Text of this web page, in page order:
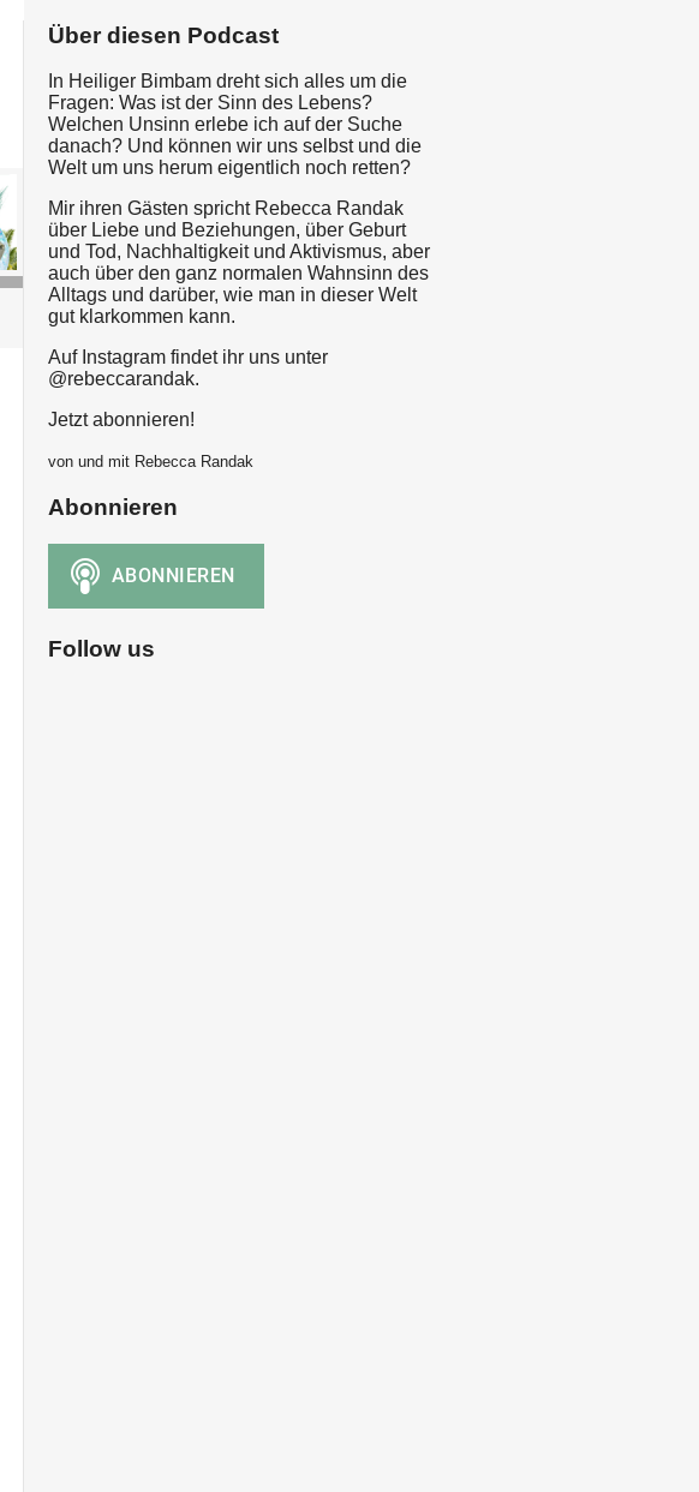
Über diesen Podcast
In Heiliger Bimbam dreht sich alles um die
Fragen: Was ist der Sinn des Lebens?
Welchen Unsinn erlebe ich auf der Suche
danach? Und können wir uns selbst und die
Welt um uns herum eigentlich noch retten?
Mir ihren Gästen spricht Rebecca Randak
über Liebe und Beziehungen, über Geburt
und Tod, Nachhaltigkeit und Aktivismus, aber
auch über den ganz normalen Wahnsinn des
Alltags und darüber, wie man in dieser Welt
gut klarkommen kann.
Auf Instagram findet ihr uns unter
@rebeccarandak.
Jetzt abonnieren!
von und mit Rebecca Randak
Abonnieren
Follow us